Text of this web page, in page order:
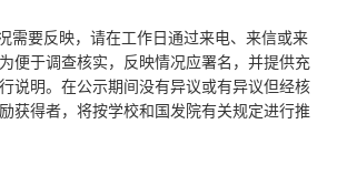
需要反映，请在工作日通过来电、来信或来
便于调查核实，反映情况应署名，并提供充
说明。在公示期间没有异议或有异议但经核
获得者，将按学校和国发院有关规定进行推